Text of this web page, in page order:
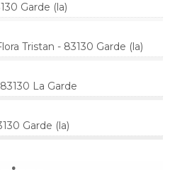
Garde (la)
Tristan - 83130 Garde (la)
La Garde
Garde (la)